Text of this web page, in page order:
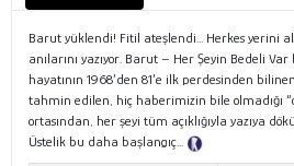
Barut yüklendi! Fitil ateşlendi... Herkes yerini
anılarını yazıyor. Barut – Her Şeyin Bedeli Var
hayatının 1968’den 81’e ilk perdesinden
tahmin edilen, hiç haberimizin bile olmadığı
ortasından, her şeyi tüm açıklığıyla yazıya
Üstelik bu daha başlangıç...